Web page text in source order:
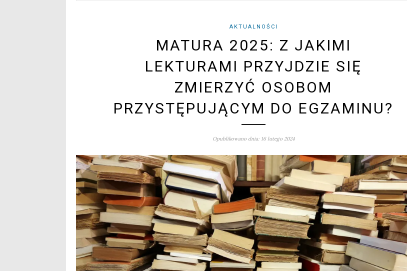
AKTUALNOŚCI
MATURA 2025: Z JAKIMI
LEKTURAMI PRZYJDZIE SIĘ
ZMIERZYĆ OSOBOM
PRZYSTĘPUJĄCYM DO EGZAMINU?
Opublikowano dnia: 16 lutego 2024